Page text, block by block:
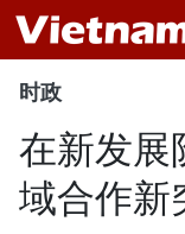
时政
在新发展
域合作新